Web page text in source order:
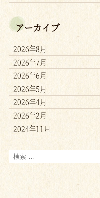
アーカイブ
2026年8月
2026年7月
2026年6月
2026年5月
2026年4月
2026年2月
2024年11月